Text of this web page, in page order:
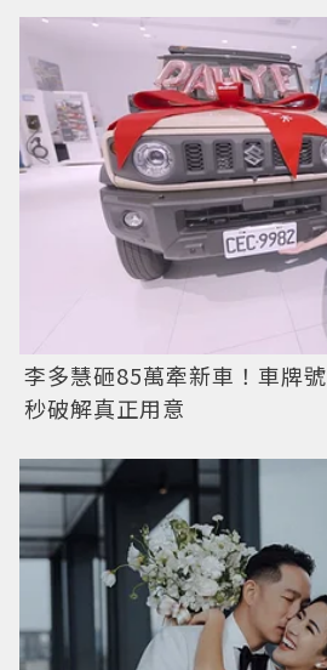
李多慧砸85萬牽新車！車牌
秒破解真正用意